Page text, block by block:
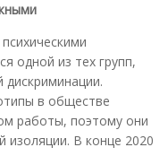
одной из тех групп,
в обществе
работы, поэтому они
изоляции. В конце 2020